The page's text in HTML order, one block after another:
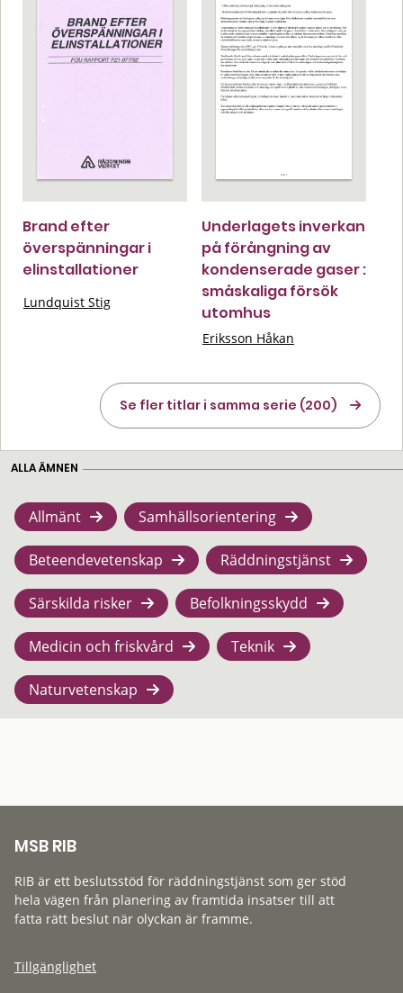
Brand efter
överspänningar i
elinstallationer
Lundquist Stig
Underlagets inverkan
på förångning av
kondenserade gaser :
småskaliga försök
utomhus
Eriksson Håkan
Se fler titlar i samma serie (200)
ALLA ÄMNEN
Allmänt Samhällsorientering
Beteendevetenskap Räddningstjänst
Särskilda risker Befolkningsskydd
Medicin och friskvård Teknik
Naturvetenskap
MSB RIB
RIB är ett beslutsstöd för räddningstjänst som ger stöd
hela vägen från planering av framtida insatser till att
fatta rätt beslut när olyckan är framme.
Tillgänglighet